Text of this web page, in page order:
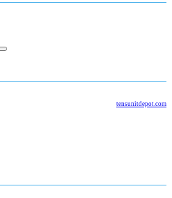
tensunitdepot.com